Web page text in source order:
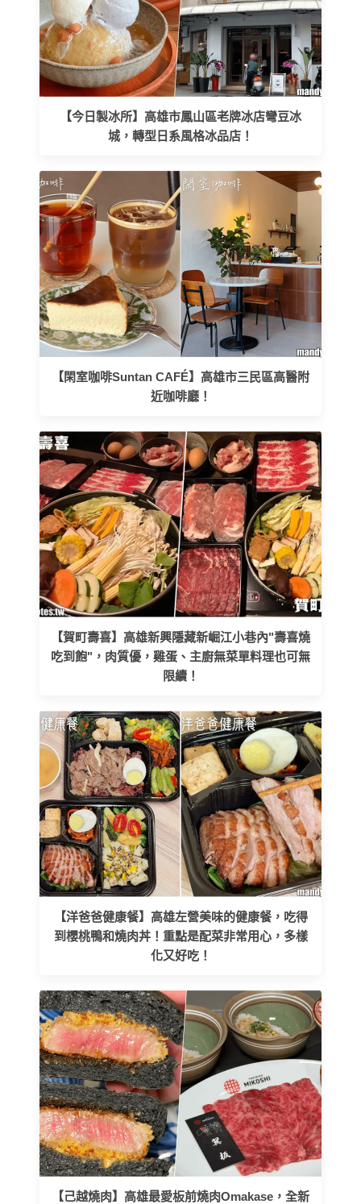
【今日製冰所】高雄市鳳山區老牌冰店彎豆冰
城，轉型日系風格冰品店！
【閑室咖啡Suntan CAFÉ】高雄市三民區高醫附
近咖啡廳！
【賀町壽喜】高雄新興隱藏新崛江小巷內"壽喜燒
吃到飽"，肉質優，雞蛋、主廚無菜單料理也可無
限續！
【洋爸爸健康餐】高雄左營美味的健康餐，吃得
到櫻桃鴨和燒肉丼！重點是配菜非常用心，多樣
化又好吃！
【己越燒肉】高雄最愛板前燒肉Omakase，全新